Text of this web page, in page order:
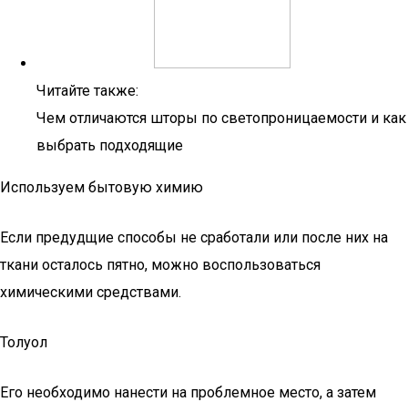
Читайте также:
Чем отличаются шторы по светопроницаемости и как
выбрать подходящие
Используем бытовую химию
Если предудщие способы не сработали или после них на
ткани осталось пятно, можно воспользоваться
химическими средствами.
Толуол
Его необходимо нанести на проблемное место, а затем